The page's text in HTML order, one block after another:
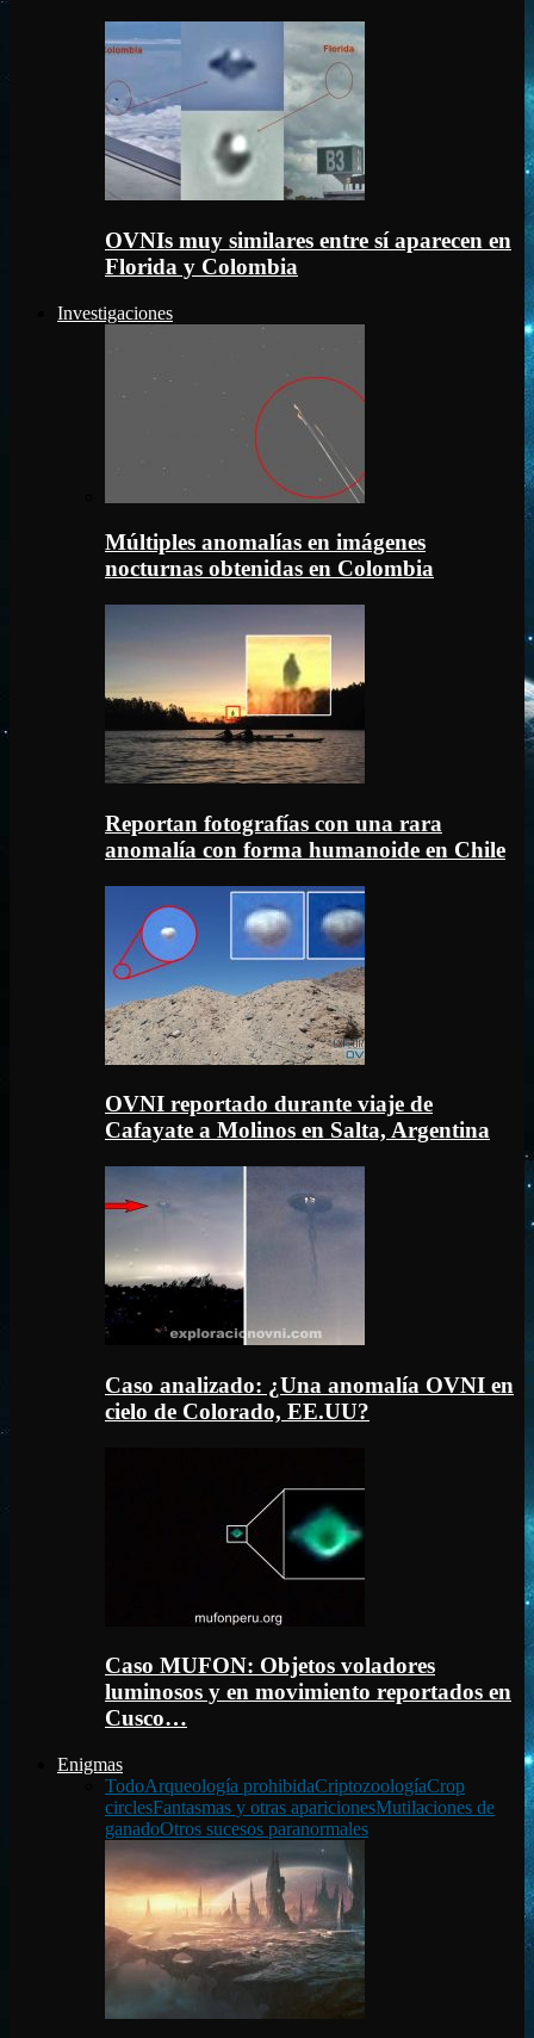
OVNIs muy similares entre sí aparecen en
Florida y Colombia
Investigaciones
Múltiples anomalías en imágenes
nocturnas obtenidas en Colombia
Reportan fotografías con una rara
anomalía con forma humanoide en Chile
OVNI reportado durante viaje de
Cafayate a Molinos en Salta, Argentina
Caso analizado: ¿Una anomalía OVNI en
cielo de Colorado, EE.UU?
Caso MUFON: Objetos voladores
luminosos y en movimiento reportados en
Cusco…
Enigmas
TodoArqueología prohibidaCriptozoologíaCrop
circlesFantasmas y otras aparicionesMutilaciones de
ganadoOtros sucesos paranormales